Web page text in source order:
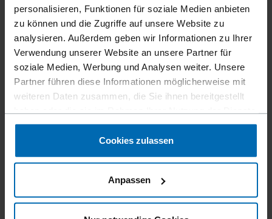
personalisieren, Funktionen für soziale Medien anbieten
zu können und die Zugriffe auf unsere Website zu
analysieren. Außerdem geben wir Informationen zu Ihrer
Verwendung unserer Website an unsere Partner für
soziale Medien, Werbung und Analysen weiter. Unsere
Partner führen diese Informationen möglicherweise mit
weiteren Daten zusammen, die Sie ihnen bereitgestellt
gesammelt haben.
Cookies zulassen
Anpassen
Befestigungsmittel///Nägel// /Streifen­nägel
PLASTIK STREIFEN JUMBO
NÄGEL
Jumbo Nägel starten ab einer Länge von 100 mm und sind
ideal für Anwendungen im konstruktiven Holzbau mit
dauerhaft statischer Beanspruchung.
Magazinierung
Grad Magazinierung